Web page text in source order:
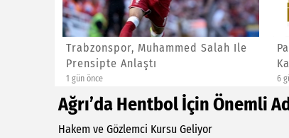
Trabzonspor, Muhammed Salah Ile
Prensipte Anlaştı
1 gün önce 6
Ağrı’da Hentbol İçin Önemli
Hakem ve Gözlemci Kursu Geliyor